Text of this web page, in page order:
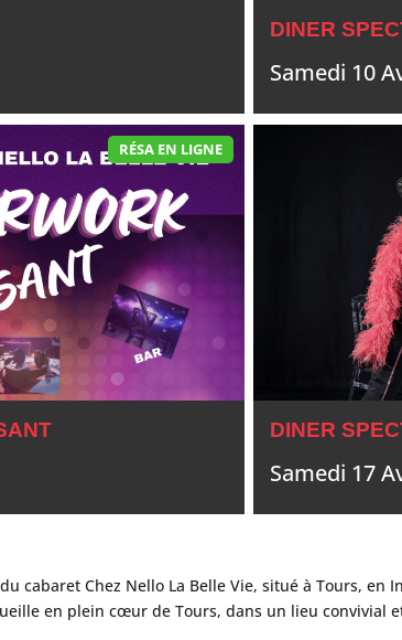
DINER
Samedi 10
RÉSA EN LIGNE
DINER
Samedi 17
cabaret Chez Nello La Belle Vie, situé à Tours,
en plein cœur de Tours, dans un lieu convivial